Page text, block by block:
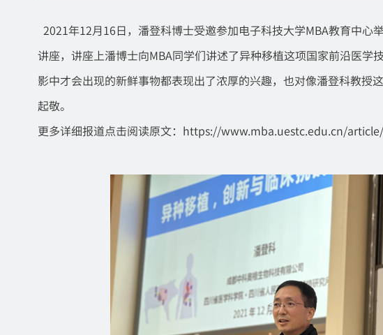
2021年12月16日，潘登科博士受邀参加电子科技大学MBA教育中心
讲座，讲座上潘博士向MBA同学们讲述了异种移植这项国家前沿医学
影中才会出现的新鲜事物都表现出了浓厚的兴趣，也对像潘登科教授
起敬。
更多详细报道点击阅读原文： https://www.mba.uestc.edu.cn/